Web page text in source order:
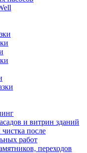
и витрин зданий
после
работ
переходов